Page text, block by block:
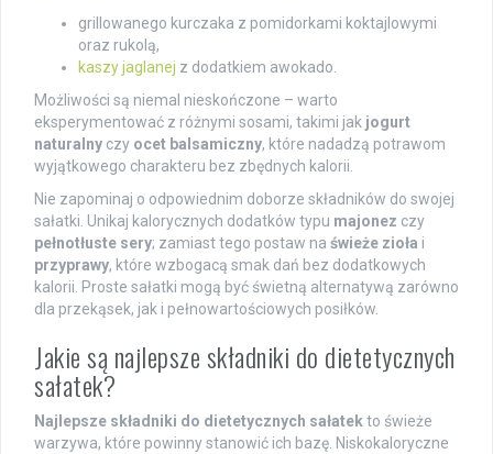
grillowanego kurczaka z pomidorkami koktajlowymi
oraz rukolą,
kaszy jaglanej z dodatkiem awokado.
Możliwości są niemal nieskończone – warto
eksperymentować z różnymi sosami, takimi jak jogurt
naturalny czy ocet balsamiczny, które nadadzą potrawom
wyjątkowego charakteru bez zbędnych kalorii.
Nie zapominaj o odpowiednim doborze składników do swojej
sałatki. Unikaj kalorycznych dodatków typu majonez czy
pełnotłuste sery; zamiast tego postaw na świeże zioła i
przyprawy, które wzbogacą smak dań bez dodatkowych
kalorii. Proste sałatki mogą być świetną alternatywą zarówno
dla przekąsek, jak i pełnowartościowych posiłków.
Jakie są najlepsze składniki do dietetycznych
sałatek?
Najlepsze składniki do dietetycznych sałatekto świeże
warzywa, które powinny stanowić ich bazę. Niskokaloryczne